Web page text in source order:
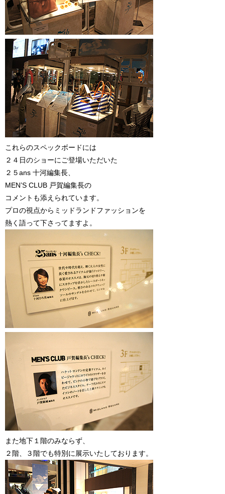
これらのスペックボードには
２４日のショーにご登場いただいた
２５ans 十河編集長、
MEN’S CLUB 戸賀編集長の
コメントも添えられています。
プロの視点からミッドランドファッションを
熱く語って下さってますよ。
また地下１階のみならず、
２階、３階でも特別に展示いたしております。